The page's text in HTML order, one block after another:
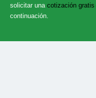
solicitar una cotización gratis
continuación.